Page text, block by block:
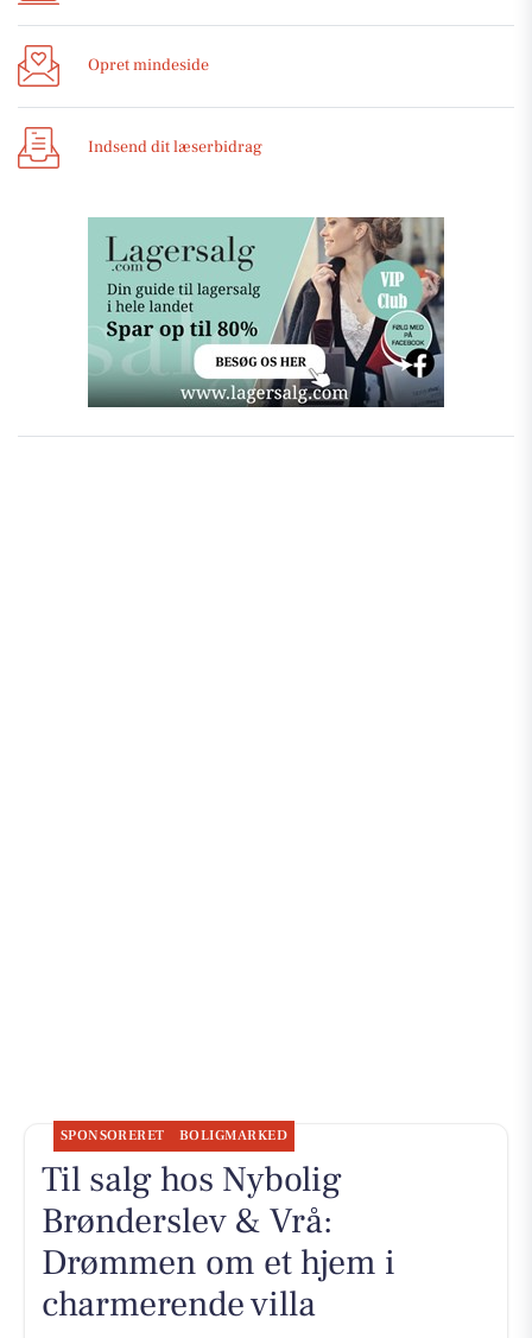
Opret mindeside
Indsend dit læserbidrag
SPONSORERET BOLIGMARKED
Til salg hos Nybolig
Brønderslev & Vrå:
Drømmen om et hjem i
charmerende villa